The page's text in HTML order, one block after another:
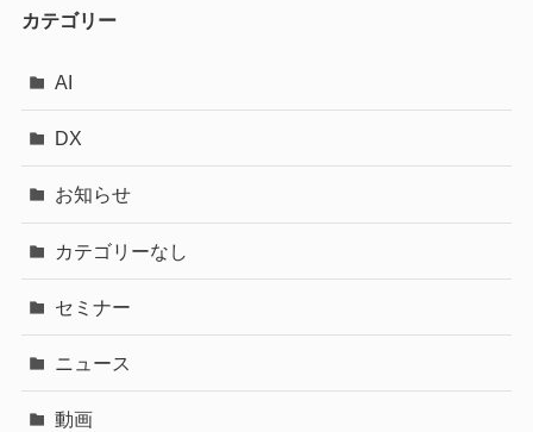
カテゴリー
AI
DX
お知らせ
カテゴリーなし
セミナー
ニュース
動画